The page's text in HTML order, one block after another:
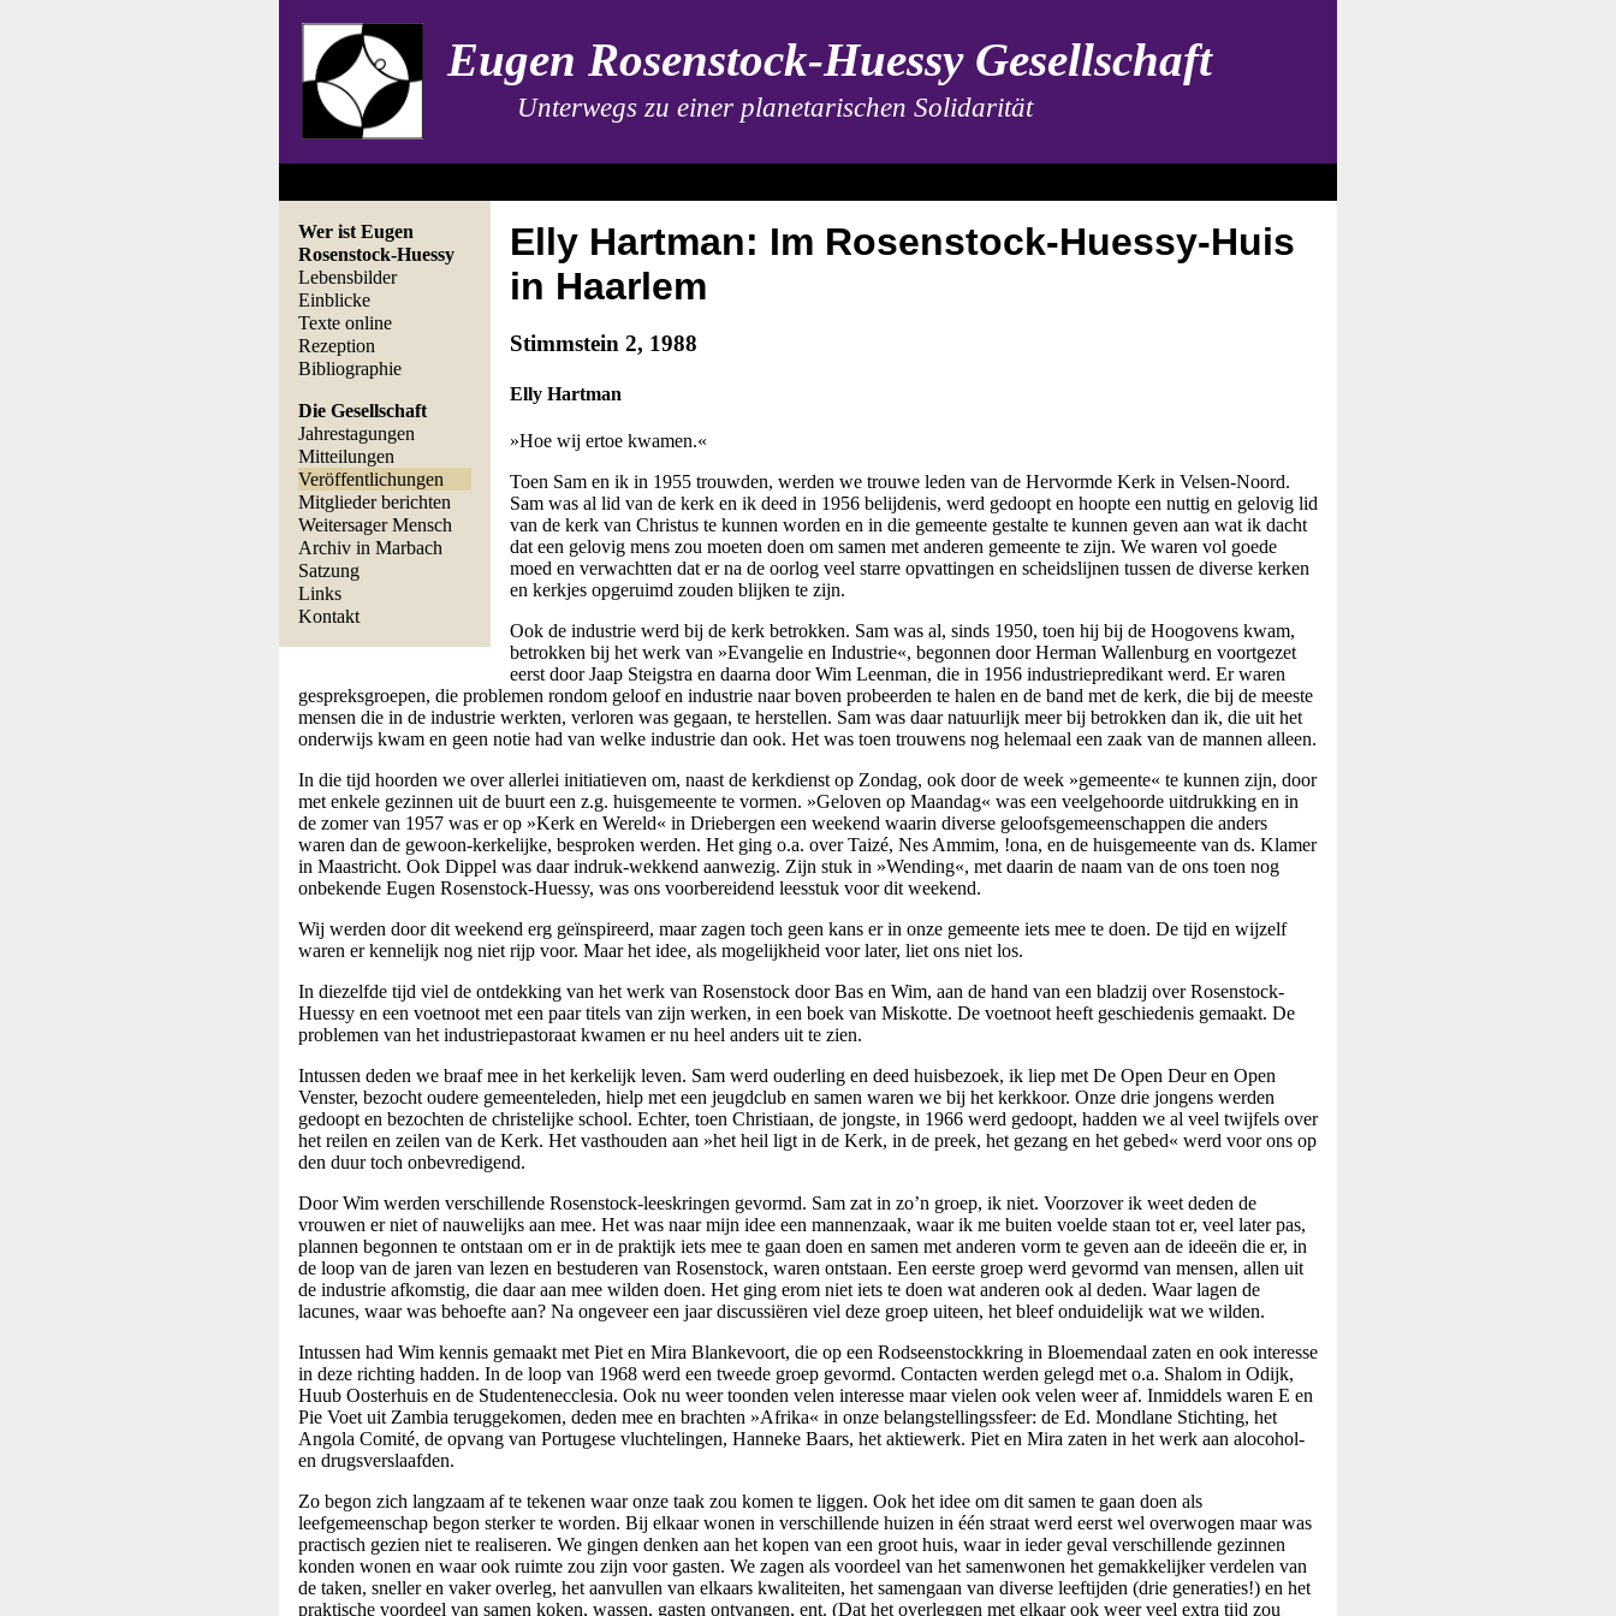
Eugen Rosenstock-Huessy Gesellschaft
Unterwegs zu einer planetarischen Solidarität
Wer ist Eugen
Rosenstock-Huessy
Lebensbilder
Einblicke
Texte online
Rezeption
Bibliographie
Die Gesellschaft
Jahrestagungen
Mitteilungen
Veröffentlichungen
Mitglieder berichten
Weitersager Mensch
Archiv in Marbach
Satzung
Links
Kontakt
Elly Hartman: Im Rosenstock-Huessy-Huis
in Haarlem
Stimmstein 2, 1988
Elly Hartman
»Hoe wij ertoe kwamen.«
Toen Sam en ik in 1955 trouwden, werden we trouwe leden van de Hervormde Kerk in Velsen-Noord.
Sam was al lid van de kerk en ik deed in 1956 belijdenis, werd gedoopt en hoopte een nuttig en gelovig lid
van de kerk van Christus te kunnen worden en in die gemeente gestalte te kunnen geven aan wat ik dacht
dat een gelovig mens zou moeten doen om samen met anderen gemeente te zijn. We waren vol goede
moed en verwachtten dat er na de oorlog veel starre opvattingen en scheidslijnen tussen de diverse kerken
en kerkjes opgeruimd zouden blijken te zijn.
Ook de industrie werd bij de kerk betrokken. Sam was al, sinds 1950, toen hij bij de Hoogovens kwam,
betrokken bij het werk van »Evangelie en Industrie«, begonnen door Herman Wallenburg en voortgezet
eerst door Jaap Steigstra en daarna door Wim Leenman, die in 1956 industriepredikant werd. Er waren
gespreksgroepen, die problemen rondom geloof en industrie naar boven probeerden te halen en de band met de kerk, die bij de meeste
mensen die in de industrie werkten, verloren was gegaan, te herstellen. Sam was daar natuurlijk meer bij betrokken dan ik, die uit het
onderwijs kwam en geen notie had van welke industrie dan ook. Het was toen trouwens nog helemaal een zaak van de mannen alleen.
In die tijd hoorden we over allerlei initiatieven om, naast de kerkdienst op Zondag, ook door de week »gemeente« te kunnen zijn, door
met enkele gezinnen uit de buurt een z.g. huisgemeente te vormen. »Geloven op Maandag« was een veelgehoorde uitdrukking en in
de zomer van 1957 was er op »Kerk en Wereld« in Driebergen een weekend waarin diverse geloofsgemeenschappen die anders
waren dan de gewoon-kerkelijke, besproken werden. Het ging o.a. over Taizé, Nes Ammim, !ona, en de huisgemeente van ds. Klamer
in Maastricht. Ook Dippel was daar indruk-wekkend aanwezig. Zijn stuk in »Wending«, met daarin de naam van de ons toen nog
onbekende Eugen Rosenstock-Huessy, was ons voorbereidend leesstuk voor dit weekend.
Wij werden door dit weekend erg geïnspireerd, maar zagen toch geen kans er in onze gemeente iets mee te doen. De tijd en wijzelf
waren er kennelijk nog niet rijp voor. Maar het idee, als mogelijkheid voor later, liet ons niet los.
In diezelfde tijd viel de ontdekking van het werk van Rosenstock door Bas en Wim, aan de hand van een bladzij over Rosenstock-
Huessy en een voetnoot met een paar titels van zijn werken, in een boek van Miskotte. De voetnoot heeft geschiedenis gemaakt. De
problemen van het industriepastoraat kwamen er nu heel anders uit te zien.
Intussen deden we braaf mee in het kerkelijk leven. Sam werd ouderling en deed huisbezoek, ik liep met De Open Deur en Open
Venster, bezocht oudere gemeenteleden, hielp met een jeugdclub en samen waren we bij het kerkkoor. Onze drie jongens werden
gedoopt en bezochten de christelijke school. Echter, toen Christiaan, de jongste, in 1966 werd gedoopt, hadden we al veel twijfels over
het reilen en zeilen van de Kerk. Het vasthouden aan »het heil ligt in de Kerk, in de preek, het gezang en het gebed« werd voor ons op
den duur toch onbevredigend.
Door Wim werden verschillende Rosenstock-leeskringen gevormd. Sam zat in zo’n groep, ik niet. Voorzover ik weet deden de
vrouwen er niet of nauwelijks aan mee. Het was naar mijn idee een mannenzaak, waar ik me buiten voelde staan tot er, veel later pas,
plannen begonnen te ontstaan om er in de praktijk iets mee te gaan doen en samen met anderen vorm te geven aan de ideeën die er, in
de loop van de jaren van lezen en bestuderen van Rosenstock, waren ontstaan. Een eerste groep werd gevormd van mensen, allen uit
de industrie afkomstig, die daar aan mee wilden doen. Het ging erom niet iets te doen wat anderen ook al deden. Waar lagen de
lacunes, waar was behoefte aan? Na ongeveer een jaar discussiëren viel deze groep uiteen, het bleef onduidelijk wat we wilden.
Intussen had Wim kennis gemaakt met Piet en Mira Blankevoort, die op een Rodseenstockkring in Bloemendaal zaten en ook interesse
in deze richting hadden. In de loop van 1968 werd een tweede groep gevormd. Contacten werden gelegd met o.a. Shalom in Odijk,
Huub Oosterhuis en de Studentenecclesia. Ook nu weer toonden velen interesse maar vielen ook velen weer af. Inmiddels waren E en
Pie Voet uit Zambia teruggekomen, deden mee en brachten »Afrika« in onze belangstellingssfeer: de Ed. Mondlane Stichting, het
Angola Comité, de opvang van Portugese vluchtelingen, Hanneke Baars, het aktiewerk. Piet en Mira zaten in het werk aan alocohol-
en drugsverslaafden.
Zo begon zich langzaam af te tekenen waar onze taak zou komen te liggen. Ook het idee om dit samen te gaan doen als
leefgemeenschap begon sterker te worden. Bij elkaar wonen in verschillende huizen in één straat werd eerst wel overwogen maar was
practisch gezien niet te realiseren. We gingen denken aan het kopen van een groot huis, waar in ieder geval verschillende gezinnen
konden wonen en waar ook ruimte zou zijn voor gasten. We zagen als voordeel van het samenwonen het gemakkelijker verdelen van
de taken, sneller en vaker overleg, het aanvullen van elkaars kwaliteiten, het samengaan van diverse leeftijden (drie generaties!) en het
praktische voordeel van samen koken, wassen, gasten ontvangen, ent. (Dat het overleggen met elkaar ook weer veel extra tijd zou